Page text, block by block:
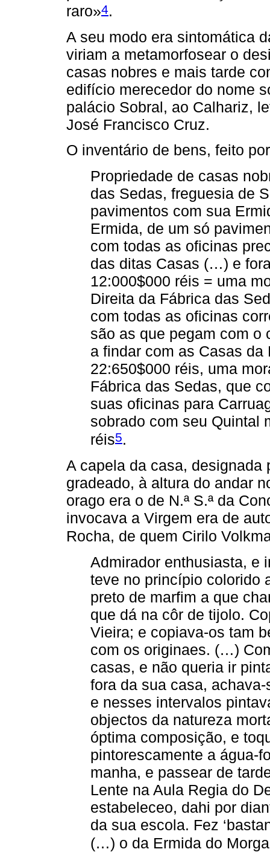
raro»4.
A seu modo era sintomática
viriam a metamorfosear o
casas nobres e mais tarde
edifício merecedor do nome
palácio Sobral, ao Calhariz,
José Francisco Cruz.
O inventário de bens, feito
Propriedade de casas
das Sedas, freguesia de
pavimentos com sua
Ermida, de um só
com todas as oficinas
das ditas Casas (…) e
12:000$000 réis = uma
Direita da Fábrica das
com todas as oficinas
são as que pegam com o
a findar com as Casas
22:650$000 réis, uma
Fábrica das Sedas, que
suas oficinas para
sobrado com seu Quintal
réis5.
A capela da casa, designada
gradeado, à altura do andar
orago era o de N.ª S.ª da
invocava a Virgem era de
Rocha, de quem Cirilo
Admirador enthusiasta, e
teve no princípio colorido
preto de marfim a que
que dá na côr de tijolo.
Vieira; e copiava-os tam
com os originaes. (…)
casas, e não queria ir
fora da sua casa,
e nesses intervalos
objectos da natureza
óptima composição, e
pintorescamente a água-
manha, e passear de
Lente na Aula Regia do
estabeleceo, dahi por
da sua escola. Fez
(…) o da Ermida do